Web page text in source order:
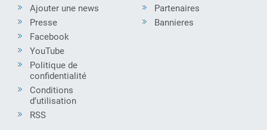
Ajouter une news
Presse
Partenaires
Bannieres
Facebook
YouTube
Politique de
confidentialité
Conditions
d’utilisation
RSS